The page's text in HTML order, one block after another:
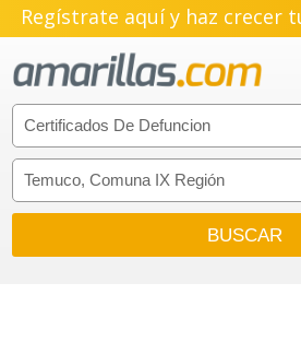
Regístrate aquí y haz crecer